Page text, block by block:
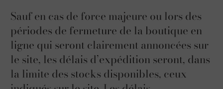
Sauf en cas de force majeure ou lors des
périodes de fermeture de la boutique en
ligne qui seront clairement annoncées sur
le site, les délais d’expédition seront, dans
la limite des stocks disponibles, ceux